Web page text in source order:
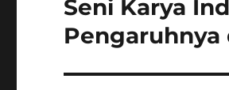
Next
post:
Seni Karya
Pengaruhnya